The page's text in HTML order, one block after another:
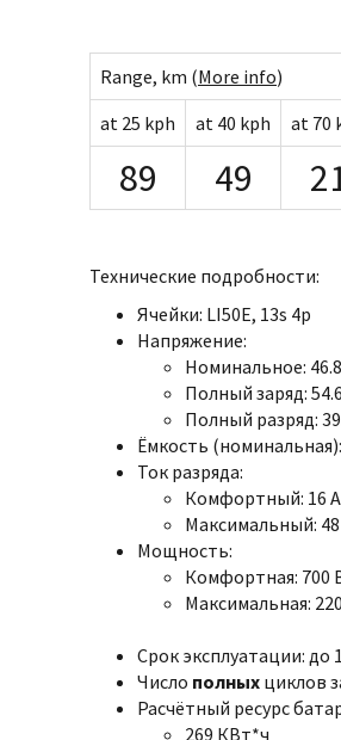
Range, km (More info)
at 25 kph
at 40 kph at 70
89 49
Технические подробности:
Ячейки: LI50E, 13s 4p
Напряжение:
Номинальное:
Полный заряд:
Полный разряд:
Ёмкость
Ток разряда:
Комфортный: 16 A
Максимальный:
Мощность:
Комфортная: 700
Максимальная:
Срок эксплуатации: до
Число полных циклов
Расчётный ресурс
269 КВт*ч